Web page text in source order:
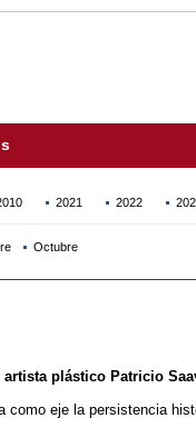
2021 2022
Octubre
plástico Patricio
como eje la persistencia